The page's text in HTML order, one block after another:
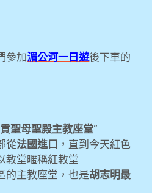
menu
menu
4天3夜自由行旅行心得分
艙)
空 胡志明GSN✈台北TPE
艙)
參加湄公河一日遊後下車的
聖母聖殿主教座堂”
從法國進口 ，直到今天紅色
教堂暱稱紅教堂
的主教座堂，也是胡志明最